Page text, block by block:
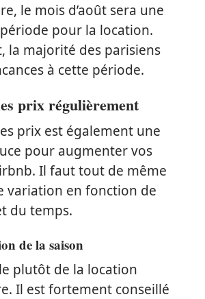
le mois d’août sera une
pour la location.
la majorité des parisiens
à cette période.
prix régulièrement
prix est également une
pour augmenter vos
Il faut tout de même
variation en fonction de
du temps.
de la saison
plutôt de la location
Il est fortement conseillé